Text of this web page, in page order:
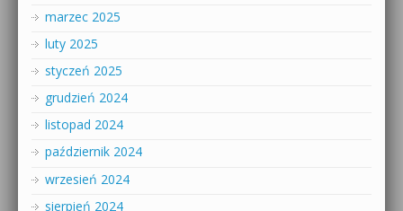
marzec 2025
luty 2025
styczeń 2025
grudzień 2024
listopad 2024
październik 2024
wrzesień 2024
sierpień 2024